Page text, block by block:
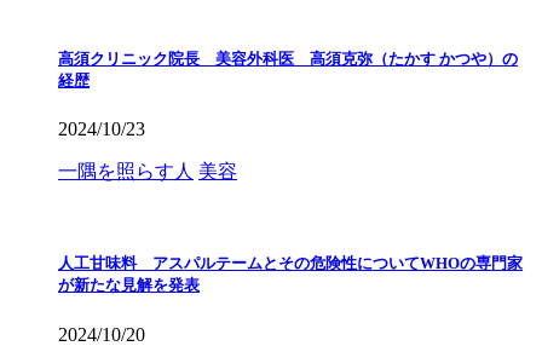
高須クリニック院長 美容外科医 高須克弥（たかす かつや）の
経歴
2024/10/23
一隅を照らす人 美容
人工甘味料 アスパルテームとその危険性についてWHOの専門家
が新たな見解を発表
2024/10/20